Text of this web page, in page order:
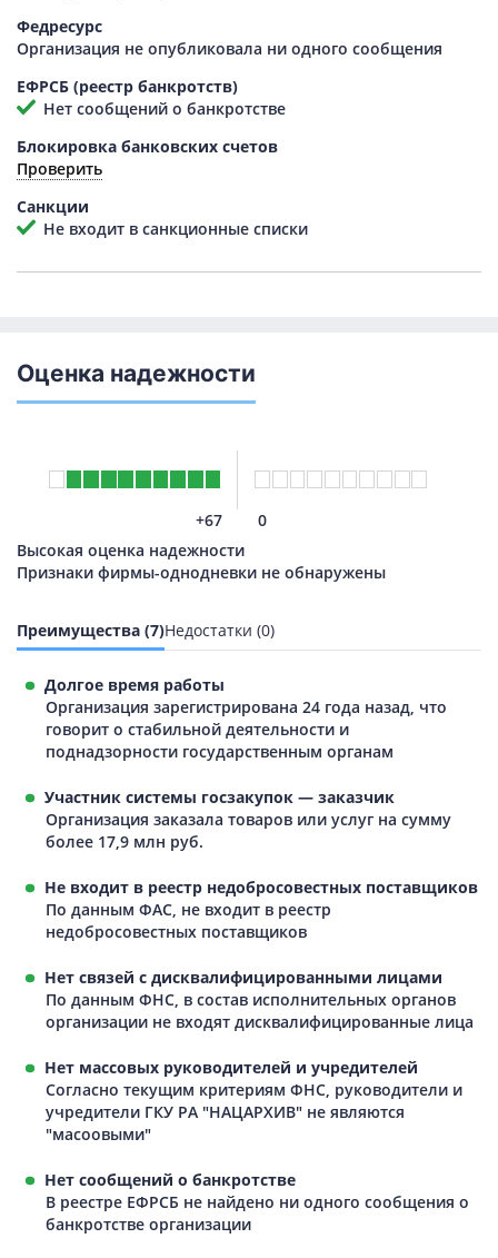
Федресурс
Организация не опубликовала ни одного сообщения
ЕФРСБ (реестр банкротств)
Нет сообщений о банкротстве
Блокировка банковских счетов
Проверить
Санкции
Не входит в санкционные списки
Оценка надежности
+67
0
Высокая оценка надежности
Признаки фирмы-однодневки не обнаружены
Преимущества (7)Недостатки (0)
Долгое время работы
Организация зарегистрирована 24 года назад, что
говорит о стабильной деятельности и
поднадзорности государственным органам
Участник системы госзакупок — заказчик
Организация заказала товаров или услуг на сумму
более 17,9 млн руб.
Не входит в реестр недобросовестных поставщиков
По данным ФАС, не входит в реестр
недобросовестных поставщиков
Нет связей с дисквалифицированными лицами
По данным ФНС, в состав исполнительных органов
организации не входят дисквалифицированные лица
Нет массовых руководителей и учредителей
Согласно текущим критериям ФНС, руководители и
учредители ГКУ РА "НАЦАРХИВ" не являются
"масоовыми"
Нет сообщений о банкротстве
В реестре ЕФРСБ не найдено ни одного сообщения о
банкротстве организации